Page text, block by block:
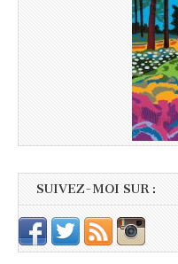
SUIVEZ-MOI SUR :